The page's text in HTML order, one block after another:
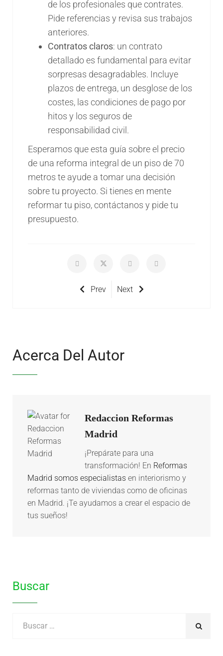
de los profesionales que contrates.
Pide referencias y revisa sus trabajos
anteriores.
Contratos claros: un contrato
detallado es fundamental para evitar
sorpresas desagradables. Incluye
plazos de entrega, un desglose de los
costes, las condiciones de pago por
hitos y los seguros de
responsabilidad civil.
Esperamos que esta guía sobre el precio
de una reforma integral de un piso de 70
metros te ayude a tomar una decisión
sobre tu proyecto. Si tienes en mente
reformar tu piso, contáctanos y pide tu
presupuesto.
Prev Next
Acerca Del Autor
Redaccion Reformas
Madrid
¡Prepárate para una
transformación! En Reformas
Madrid somos especialistas en interiorismo y
reformas tanto de viviendas como de oficinas
en Madrid. ¡Te ayudamos a crear el espacio de
tus sueños!
Buscar